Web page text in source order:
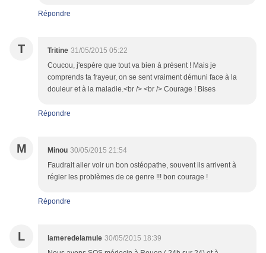
Répondre
T Tritine 31/05/2015 05:22
Coucou, j'espère que tout va bien à présent ! Mais je
comprends ta frayeur, on se sent vraiment démuni face à la
douleur et à la maladie.<br /> <br /> Courage ! Bises
Répondre
M Minou 30/05/2015 21:54
Faudrait aller voir un bon ostéopathe, souvent ils arrivent à
régler les problèmes de ce genre !!! bon courage !
Répondre
L lameredelamule 30/05/2015 18:39